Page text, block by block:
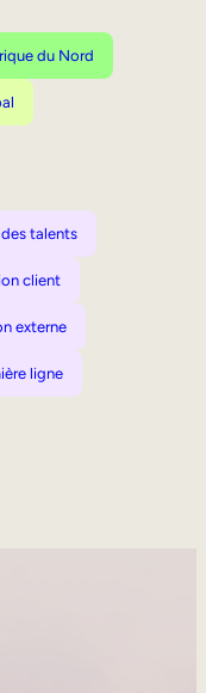
du Nord
talents
client
externe
ligne